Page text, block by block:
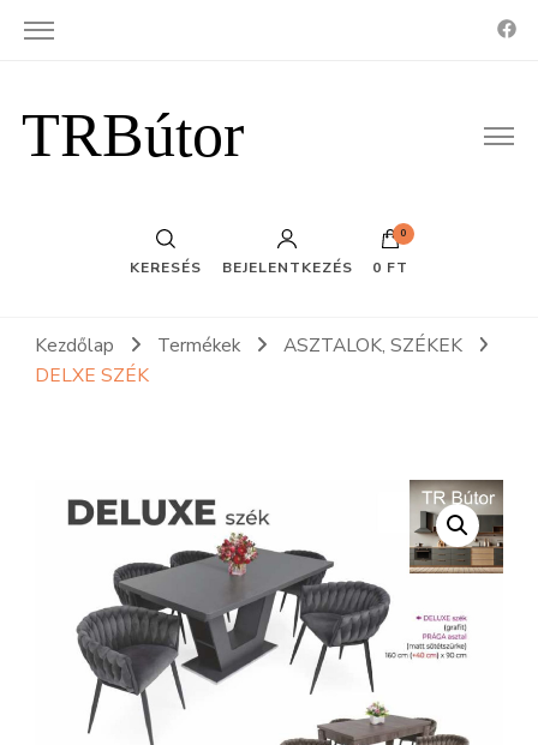
TRBútor
KERESÉS BEJELENTKEZÉS
0
0 FT
Kezdőlap Termékek
ASZTALOK, SZÉKEK
DELXE SZÉK